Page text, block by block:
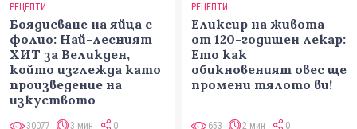
РЕЦЕПТИ
Боядисване на яйца с
фолио: Най-лесният
ХИТ за Великден,
който изглежда като
произведение на
изкуството
30077 3 мин 0
РЕЦЕПТИ
Еликсир на живота
от 120-годишен лекар:
Ето как
обикновеният овес ще
промени тялото ви!
653 2 мин 0